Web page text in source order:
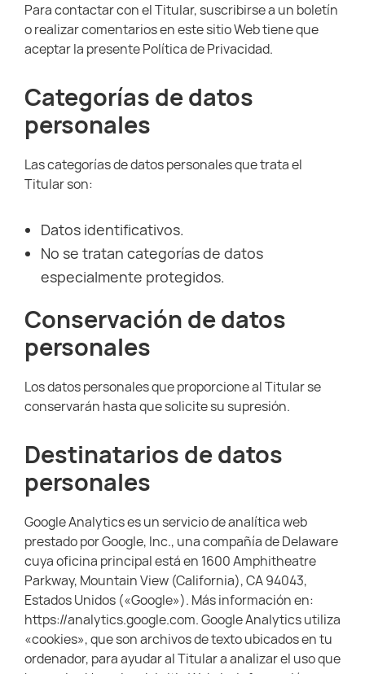
Para contactar con el Titular, suscribirse a un boletín
o realizar comentarios en este sitio Web tiene que
aceptar la presente Política de Privacidad.
Categorías de datos
personales
Las categorías de datos personales que trata el
Titular son:
Datos identificativos.
No se tratan categorías de datos
especialmente protegidos.
Conservación de datos
personales
Los datos personales que proporcione al Titular se
conservarán hasta que solicite su supresión.
Destinatarios de datos
personales
Google Analytics es un servicio de analítica web
prestado por Google, Inc., una compañía de Delaware
cuya oficina principal está en 1600 Amphitheatre
Parkway, Mountain View (California), CA 94043,
Estados Unidos («Google»). Más información en:
https://analytics.google.com. Google Analytics utiliza
«cookies», que son archivos de texto ubicados en tu
ordenador, para ayudar al Titular a analizar el uso que